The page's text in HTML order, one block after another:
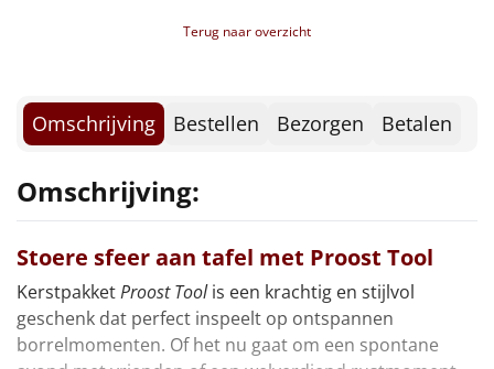
Alle artikelen
Overige
Ideeën
Personeel
Doe het zelf
Terug naar overzicht
Omschrijving Bestellen Bezorgen Betalen
Omschrijving:
Stoere sfeer aan tafel met Proost Tool
KerstpakketProost Toolis een krachtig en stijlvol
geschenk dat perfect inspeelt op ontspannen
borrelmomenten. Of het nu gaat om een spontane